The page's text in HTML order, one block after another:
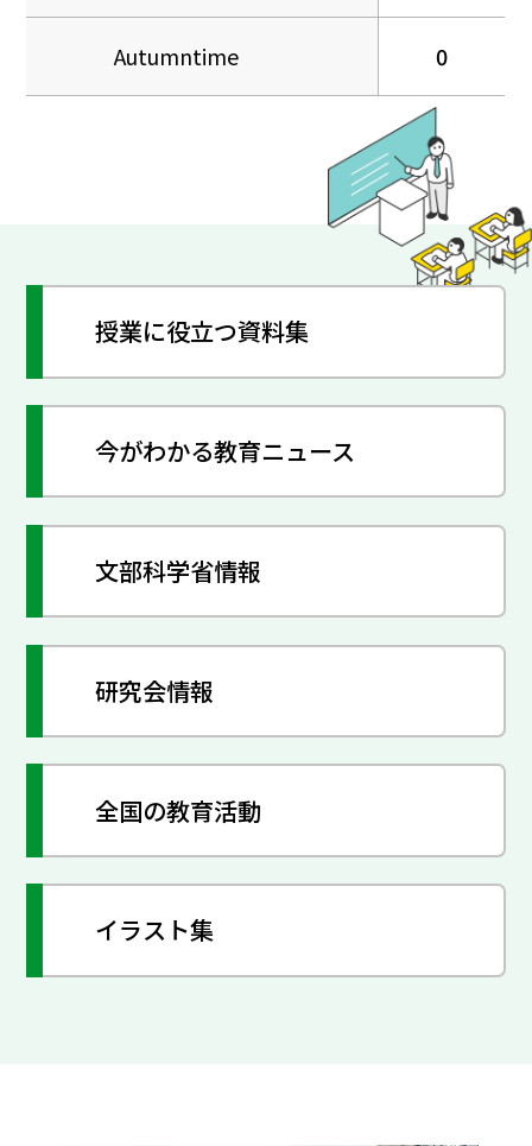
Autumntime 0
授業に役立つ資料集
今がわかる教育ニュース
文部科学省情報
研究会情報
全国の教育活動
イラスト集